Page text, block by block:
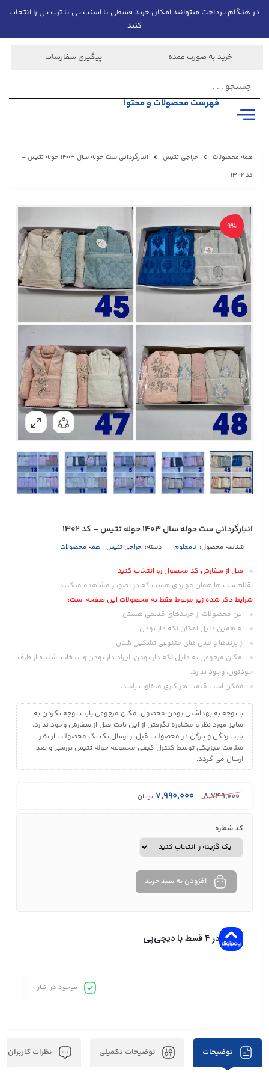
در هنگام پرداخت میتوانید امکان خرید قسطی با اسنپ پی یا ترب پی را انتخاب
کنید
خرید به صورت عمده پیگیری سفارشات
فهرست محصولات و محتوا
همه محصولات حراجی تتیس
انبارگردانی ست حوله سال 1403 حوله تتیس –
کد 1302
9%
انبارگردانی ست حوله سال 1403 حوله تتیس – کد 1302
شناسه محصول: نامعلوم دسته: حراجی تتیس, همه محصولات
قبل از سفارش کد محصول رو انتخاب کنید
اقلام ست ها همان مواردی هست که در تصویر مشاهده میکنید
شرایط ذکر شده زیر مربوط فقط به محصولات این صفحه است:
این محصولات از خریدهای قدیمی هستن
به همین دلیل امکان لکه دار بودن
از برندها و مدل های متنوعی تشکیل شدن
امکان مرجوعی به دلیل لکه دار بودن، ایراد دار بودن و انتخاب اشتباه از طرف
خودتون، وجود ندارد.
ممکن است قیمت هر کاری متفاوت باشد.
با توجه به بهداشتی بودن محصول امکان مرجوعی بابت توجه نکردن به
سایز مورد نظر و مشاوره نگرفتن از این بابت قبل از سفارش وجود ندارد.
بابت زدگی و پارگی در محصولات قبل از ارسال تک تک محصولات از نظر
سلامت فیزیکی توسط کنترل کیفی مجموعه حوله تتیس بررسی و بعد
ارسال می گردد.
۸,۷۴۹,۰۰۰ ۷,۹۹۰,۰۰۰ تومان
کد شماره
افزودن به سبد خرید
در ۴ قسط با دیجی‌پی
موجود در انبار
توضیحات توضیحات تکمیلی نظرات کاربران